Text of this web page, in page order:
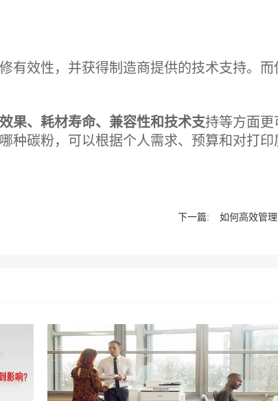
有效性，并获得制造商提供的技术支持。
果、耗材寿命、兼容性和技术支持等方面更
种碳粉，可以根据个人需求、预算和对打印
下一篇: 如何高效管